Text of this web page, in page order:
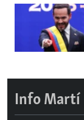
Info Martí